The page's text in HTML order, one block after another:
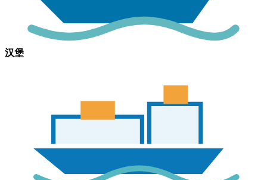
汉堡